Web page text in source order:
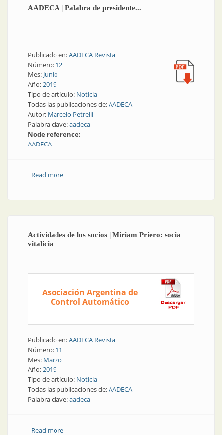
AADECA | Palabra de presidente...
Publicado en:AADECA Revista
Número: 12
Mes: Junio
Año:2019
Tipo de artículo: Noticia
Todas las publicaciones de:AADECA
Autor: Marcelo Petrelli
Palabra clave:aadeca
Node reference:
AADECA
Read moreabout AADECA | Palabra de presidente...
Actividades de los socios | Miriam Priero: socia
vitalicia
Asociación Argentina de
Control Automático
Publicado en:AADECA Revista
Número: 11
Mes: Marzo
Año:2019
Tipo de artículo: Noticia
Todas las publicaciones de:AADECA
Palabra clave:aadeca
Read moreabout Actividades de los socios | Miriam Priero: socia